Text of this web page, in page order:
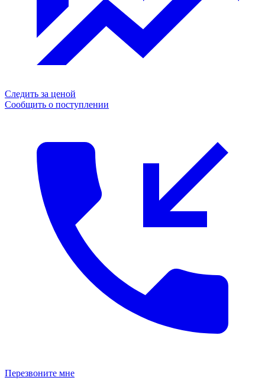
Следить за ценой
Сообщить о поступлении
Перезвоните мне